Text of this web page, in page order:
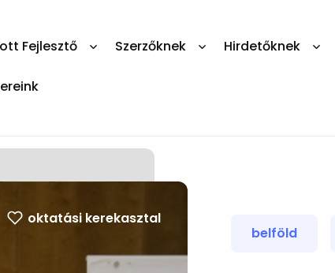
Fejlesztő Szerzőknek Hirdetőknek
oktatási kerekasztal
belföld